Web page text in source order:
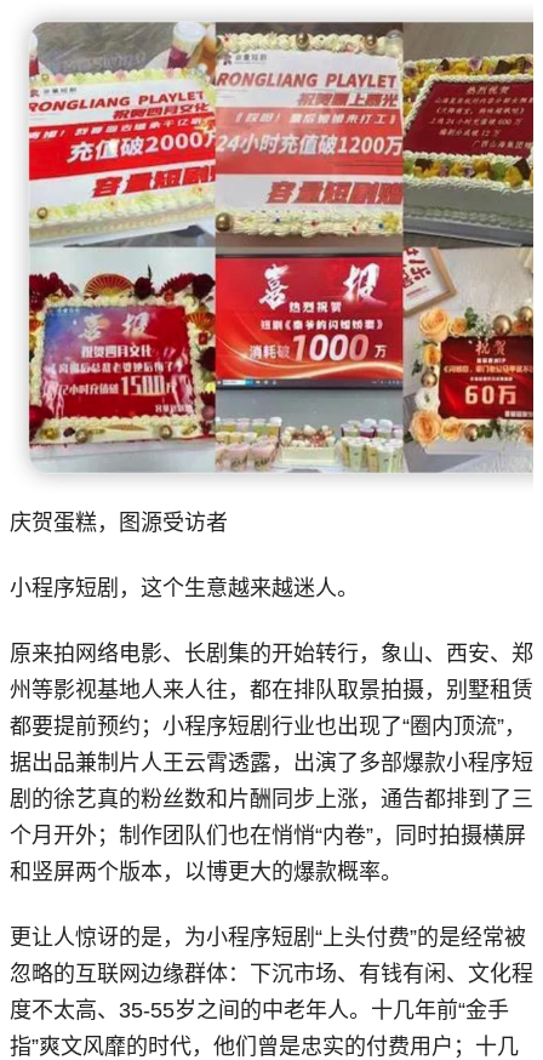
庆贺蛋糕，图源受访者
小程序短剧，这个生意越来越迷人。
原来拍网络电影、长剧集的开始转行，象山、西安、郑
州等影视基地人来人往，都在排队取景拍摄，别墅租赁
都要提前预约；小程序短剧行业也出现了“圈内顶流”，
据出品兼制片人王云霄透露，出演了多部爆款小程序短
剧的徐艺真的粉丝数和片酬同步上涨，通告都排到了三
个月开外；制作团队们也在悄悄“内卷”，同时拍摄横屏
和竖屏两个版本，以博更大的爆款概率。
更让人惊讶的是，为小程序短剧“上头付费”的是经常被
忽略的互联网边缘群体：下沉市场、有钱有闲、文化程
度不太高、35-55岁之间的中老年人。十几年前“金手
指”爽文风靡的时代，他们曾是忠实的付费用户；十几